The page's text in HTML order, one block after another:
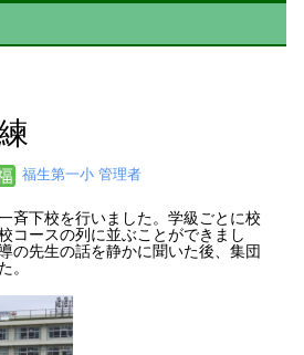
福生第一小 管理者
斉下校を行いました。学級ごとに校
コースの列に並ぶことができまし
の先生の話を静かに聞いた後、集団